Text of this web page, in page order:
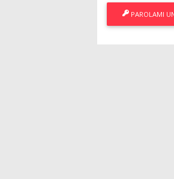
PAROLAMI